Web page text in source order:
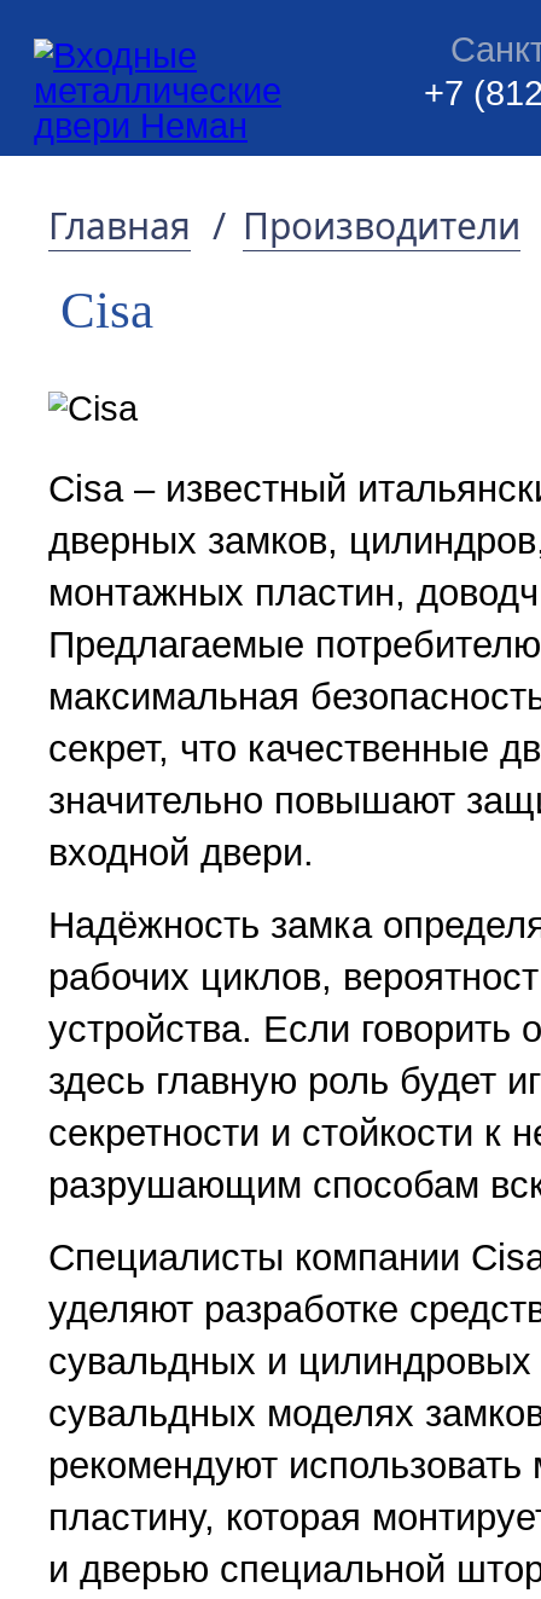
+7
Главная / Производители
Cisa
Cisa – известный
дверных замков,
монтажных пластин,
Предлагаемые
максимальная
секрет, что качественные
значительно повышают
входной двери.
Надёжность замка
рабочих циклов,
устройства. Если говорить
здесь главную роль будет
секретности и стойкости
разрушающим способам
Специалисты компании
уделяют разработке
сувальдных и
сувальдных моделях
рекомендуют
пластину, которая
и дверью специальной